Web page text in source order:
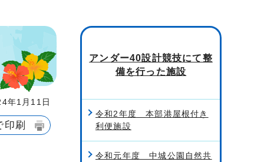
年1月11日
印刷
アンダー40設計競技にて整
備を行った施設
令和2年度 本部港屋根付き
利便施設
令和元年度 中城公園自然共